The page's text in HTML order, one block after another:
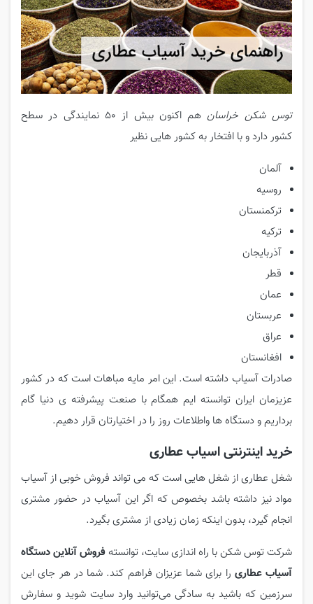
توس شکن خراسان
هم اکنون بیش از 50 نمایندگی در سطح
کشور دارد و با افتخار به کشور هایی نظیر
آلمان
روسیه
ترکمنستان
ترکیه
آذربایجان
قطر
عمان
عربستان
عراق
افغانستان
صادرات آسیاب داشته است. این امر مایه مباهات است که در کشور
عزیزمان ایران توانسته ایم همگام با صنعت پیشرفته ی دنیا گام
برداریم و دستگاه ها واطلاعات روز را در اختیارتان قرار دهیم.
خرید اینترنتی اسیاب عطاری
شغل عطاری از شغل هایی است که می تواند فروش خوبی از آسیاب
مواد نیز داشته باشد بخصوص که اگر این آسیاب در حضور مشتری
انجام گیرد، بدون اینکه زمان زیادی از مشتری بگیرد.
شرکت توس شکن با راه اندازی سایت، توانسته فروش آنلاین دستگاه
آسیاب عطاری را برای شما عزیزان فراهم کند. شما در هر جای این
سرزمین که باشید به سادگی می‌توانید وارد سایت شوید و سفارش